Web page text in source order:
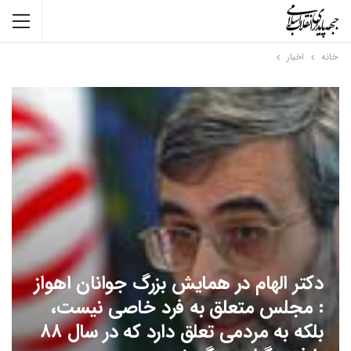
خانه اخبار
دکتر الهام در همایش بزرگ جوانان اهواز
: مجلس متعلق به فرد خاصی نیست،
بلکه به مردمی تعلق دارد که در سال ۸۸